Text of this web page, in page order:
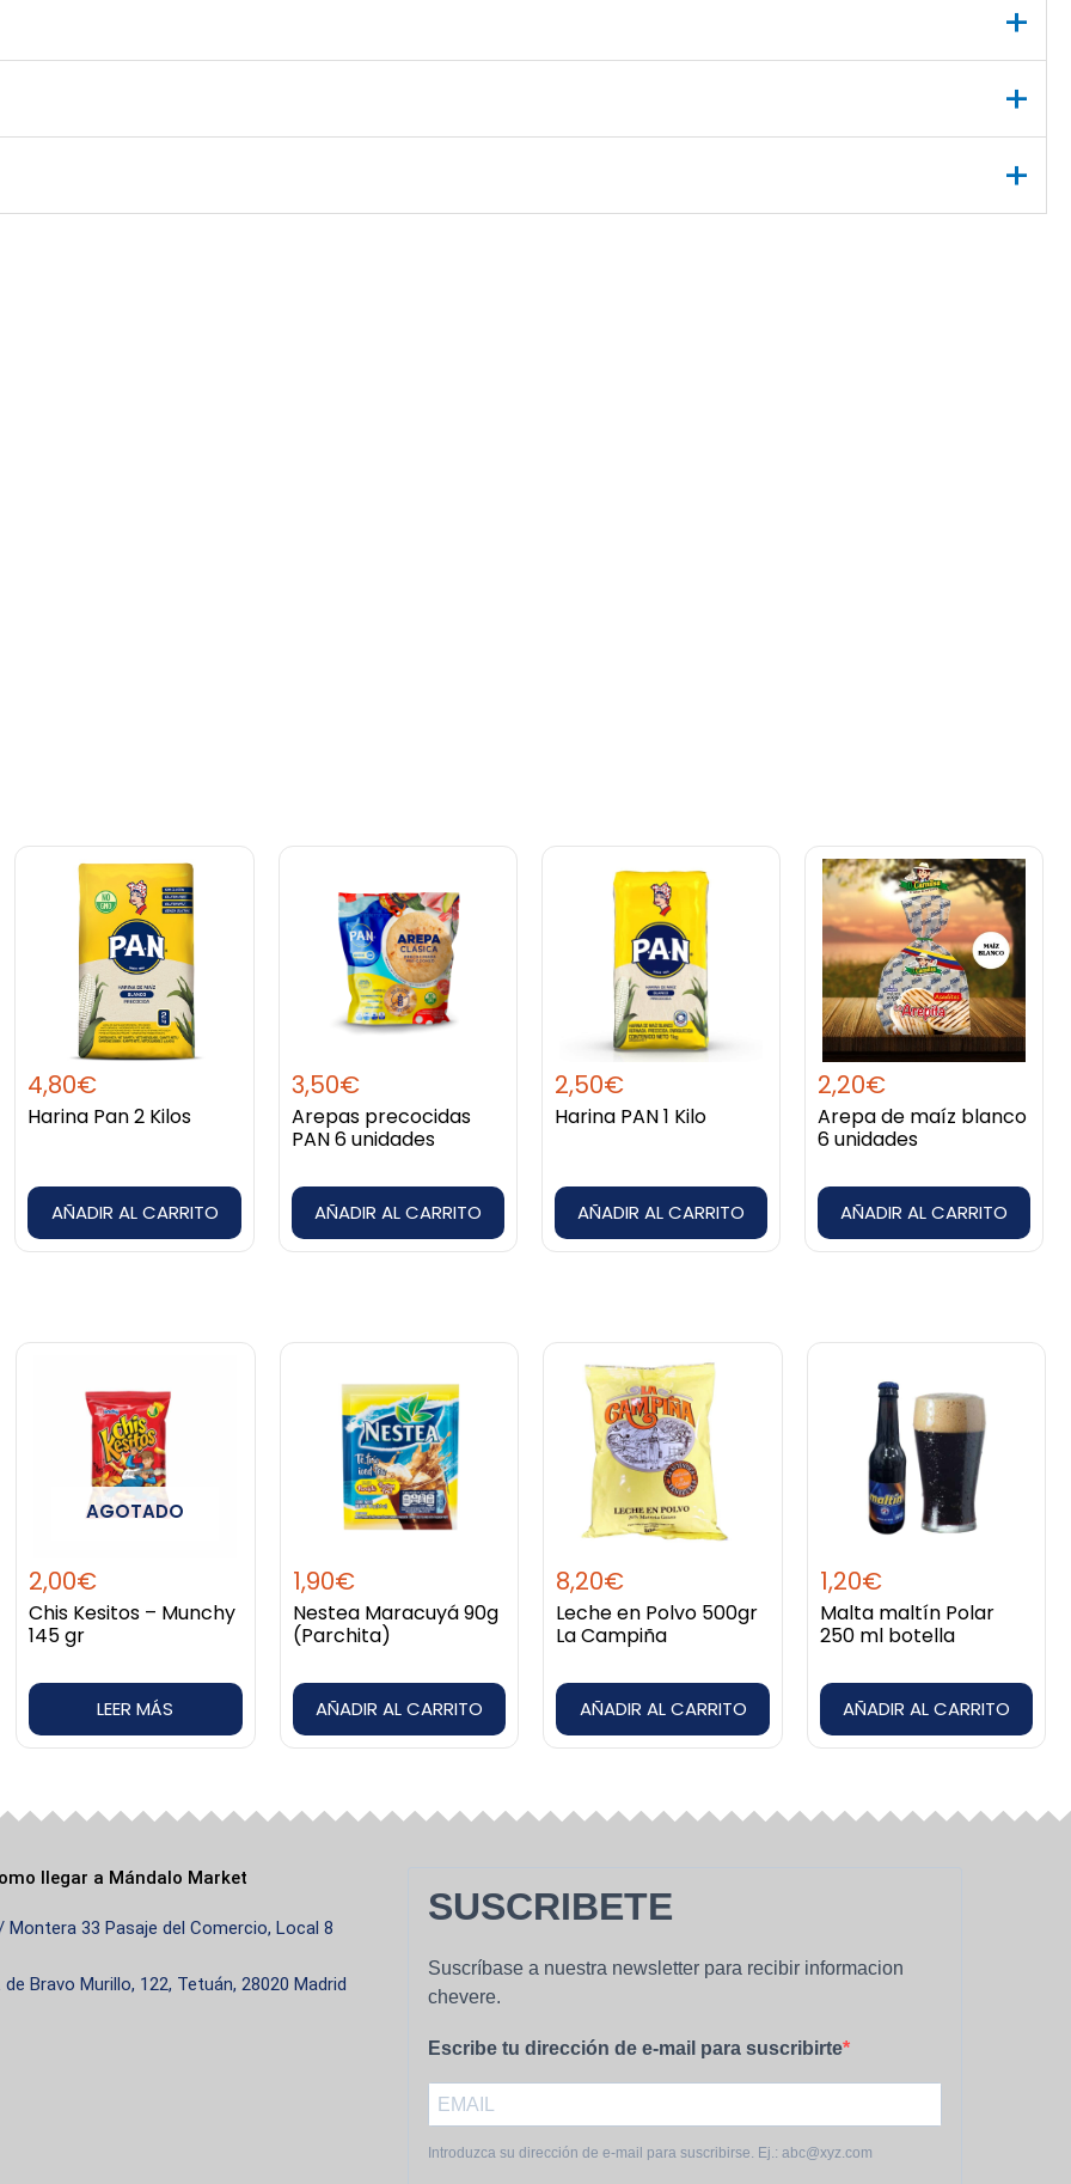
4,80€
Harina Pan 2 Kilos
AÑADIR AL CARRITO
3,50€
Arepas precocidas
PAN 6 unidades
AÑADIR AL CARRITO
2,50€
Harina PAN 1 Kilo
AÑADIR AL CARRITO
2,20€
Arepa de maíz blanco
6 unidades
AÑADIR AL CARRITO
AGOTADO
2,00€
Chis Kesitos – Munchy
145 gr
LEER MÁS
1,90€
Nestea Maracuyá 90g
(Parchita)
AÑADIR AL CARRITO
8,20€
Leche en Polvo 500gr
La Campiña
AÑADIR AL CARRITO
1,20€
Malta maltín Polar
250 ml botella
AÑADIR AL CARRITO
llegar a Mándalo Market
Montera 33 Pasaje del Comercio, Local 8
de Bravo Murillo, 122, Tetuán, 28020 Madrid
SUSCRIBETE
Suscríbase a nuestra newsletter para recibir informacion
chevere.
Escribe tu dirección de e-mail para suscribirte
Introduzca su dirección de e-mail para suscribirse. Ej.: abc@xyz.com